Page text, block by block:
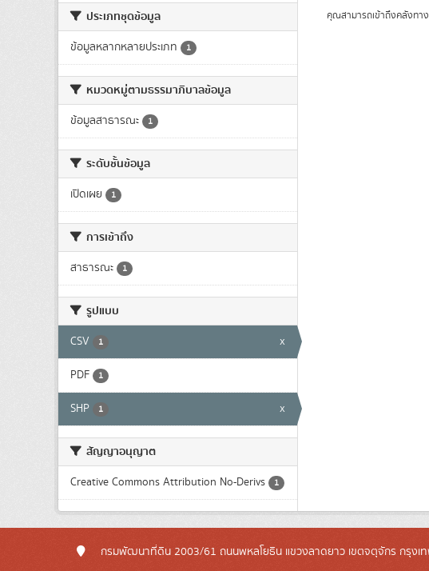
ประเภทชุดข้อมูล
ข้อมูลหลากหลายประเภท 1
หมวดหมู่ตามธรรมาภิบาลข้อมูล
ข้อมูลสาธารณะ 1
ระดับชั้นข้อมูล
เปิดเผย 1
การเข้าถึง
สาธารณะ 1
รูปแบบ
CSV 1 x
PDF 1
SHP 1 x
สัญญาอนุญาต
Creative Commons Attribution No-Derivs 1
คุณสามารถเข้าถึงคลังทาง
กรมพัฒนาที่ดิน 2003/61 ถนนพหลโยธิน แขวงลาดยาว เขตจตุจักร กรุงเ